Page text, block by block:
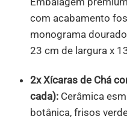
com acabamento
monograma
23 cm de largura x
2x Xícaras de Chá
cada):Cerâmica
botânica, frisos